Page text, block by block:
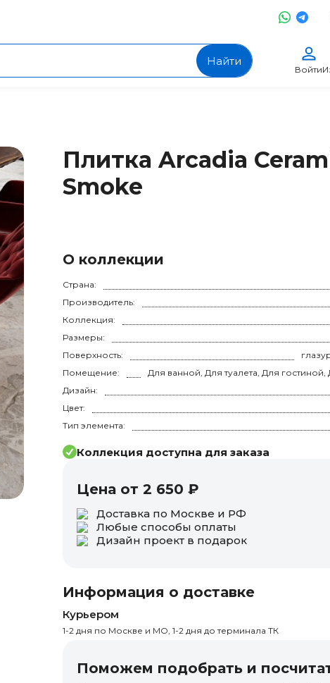
Найти
Войти
Плитка Arcadia
Smoke
О коллекции
Страна:
Производитель:
Коллекция:
Размеры:
Поверхность:
Помещение:
Дизайн:
Цвет:
Тип элемента:
Коллекция доступна для заказа
Цена от 2 650 ₽
Доставка по Москве и РФ
Любые способы оплаты
Дизайн проект в подарок
Информация о доставке
Курьером
1-2 дня по Москве и МО, 1-2 дня до терминала ТК
Поможем подобрать и